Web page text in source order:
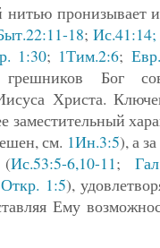
нитью пронизывает
18; Ис.41:14;
1:30; 1Тим.2:6;
Бог
Христа.
заместительный
см. 1Ин.3:5), а
(Ис.53:5-6,10-11;
Откр. 1:5),
Ему